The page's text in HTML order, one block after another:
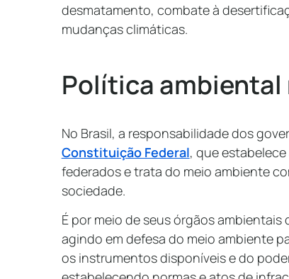
desmatamento, combate à
mudanças climáticas.
Política
No Brasil, a responsabilidade dos
Constituição Federal, que
federados e trata do meio ambiente
sociedade.
É por meio de seus órgãos
agindo em defesa do meio ambiente
os instrumentos disponíveis e do